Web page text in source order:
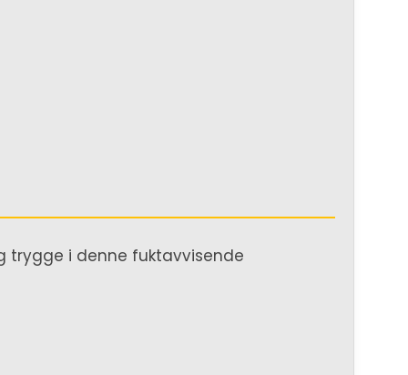
trygge i denne fuktavvisende